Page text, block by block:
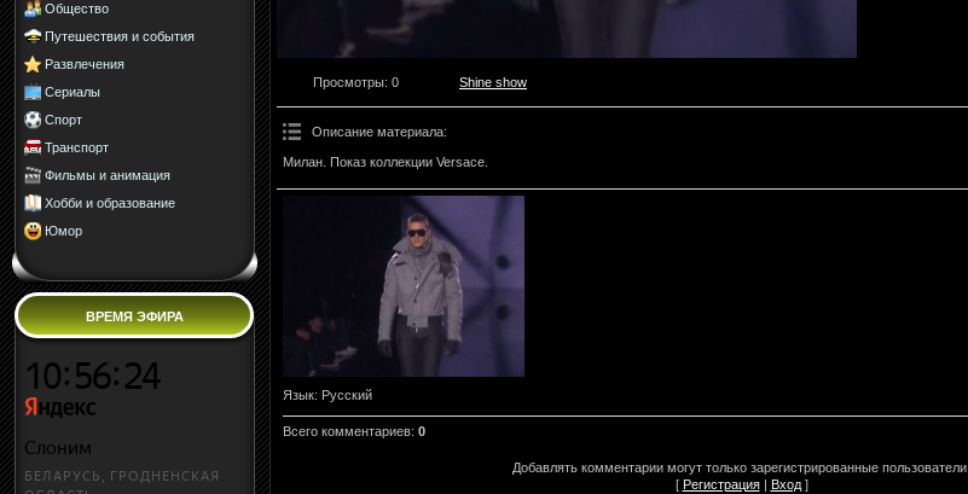
Общество
Путешествия и события
Развлечения
Сериалы
Спорт
Транспорт
Фильмы и анимация
Хобби и образование
Юмор
ВРЕМЯ ЭФИРА
Просмотры: 0 Shine show
Описание материала:
Милан. Показ коллекции Versace.
Язык: Русский
Всего комментариев: 0
Добавлять комментарии могут только зарегистрированные пользователи.
[ Регистрация| Вход]